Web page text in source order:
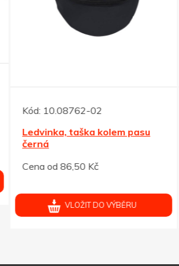
Kód:10.08765-01
Reflexní ledvinka, stříbrná
Cena od 75,30 Kč
VLOŽIT DO VÝBĚRU